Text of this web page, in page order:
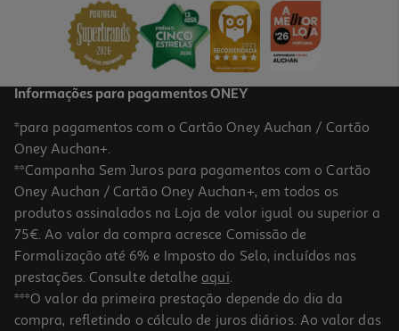
37,99 €
3.3 (437)
Cabeça De Corte Philips Bodygroom Tt2000/43 Para Séries 3000
5000 E 7000
16.99 €/un
Informações para pagamentos ONEY
*para pagamentos com o Cartão Oney Auchan / Cartão
Oney Auchan+.
**Campanha Sem Juros para pagamentos com o Cartão
Oney Auchan / Cartão Oney Auchan+, em todos os
produtos assinalados na Loja de valor igual ou superior a
75€. Ao valor da compra acresce Comissão de
Formalização até 6% e Imposto do Selo, incluídos nas
prestações. Consulte detalhe aqui.
***O valor da primeira prestação depende do dia da
compra, refletindo o cálculo de juros diários. Ao valor das